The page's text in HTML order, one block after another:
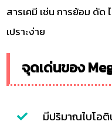
สารเคมี เช่น การย้อม ดั
เปราะง่าย
จุดเด่นของ
มีปริมาณไบโอ